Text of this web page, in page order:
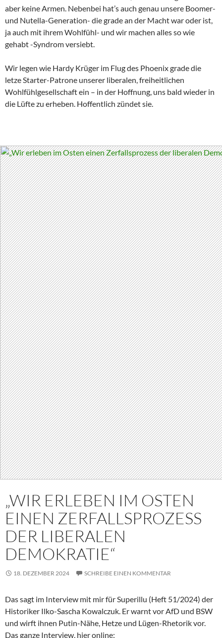
aber keine Armen. Nebenbei hat’s auch genau unsere Boomer-
und Nutella-Generation- die grade an der Macht war oder ist,
ja auch mit ihrem Wohlfühl- und wir machen alles so wie
gehabt -Syndrom versiebt.
Wir legen wie Hardy Krüger im Flug des Phoenix grade die
letze Starter-Patrone unserer liberalen, freiheitlichen
Wohlfühlgesellschaft ein – in der Hoffnung, uns bald wieder in
die Lüfte zu erheben. Hoffentlich zündet sie.
„WIR ERLEBEN IM OSTEN
EINEN ZERFALLSPROZESS
DER LIBERALEN
DEMOKRATIE“
18. DEZEMBER 2024 SCHREIBE EINEN KOMMENTAR
Das sagt im Interview mit mir für Superillu (Heft 51/2024) der
Historiker Ilko-Sascha Kowalczuk. Er warnt vor AfD und BSW
und wirft ihnen Putin-Nähe, Hetze und Lügen-Rhetorik vor.
Das ganze Interview, hier online: